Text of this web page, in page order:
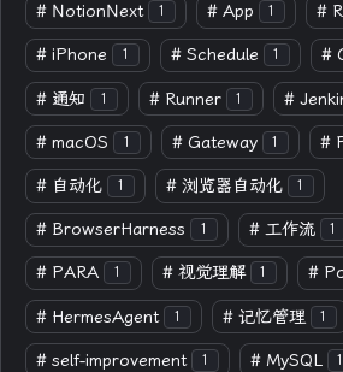
# NotionNext 1 # App 1 #
# iPhone 1 # Schedule 1 #
# 通知 1 # Runner 1 #
# macOS 1 # Gateway 1 #
# 自动化 1 # 浏览器自动化 1
# BrowserHarness 1 # 工作流 1
# PARA 1 # 视觉理解 1 #
# HermesAgent 1 # 记忆管理 1
# self-improvement 1 # MySQL 1